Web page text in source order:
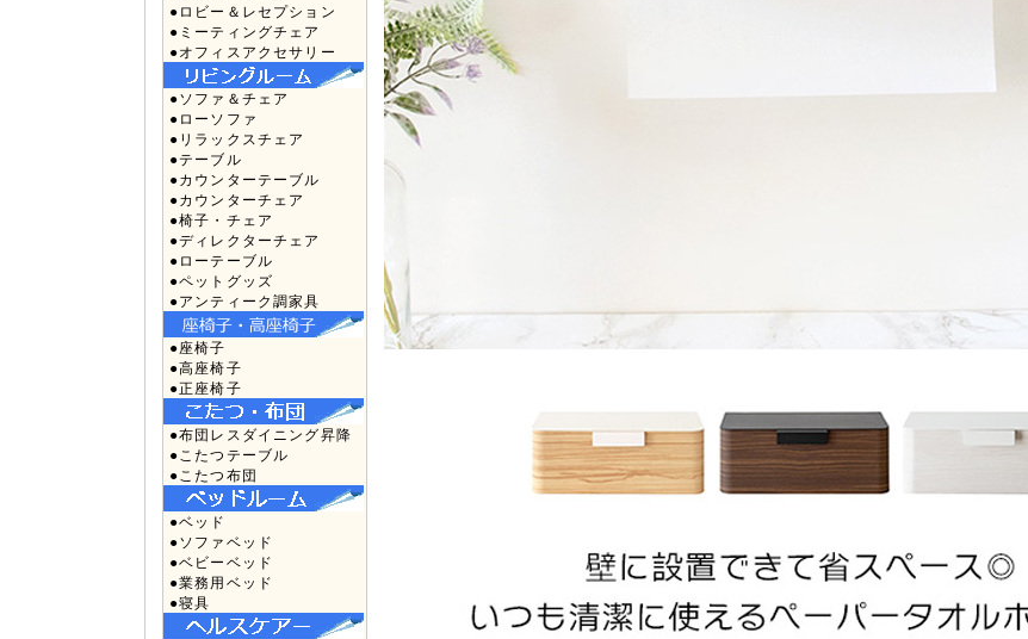
●ロビー＆レセプション
●ミーティングチェア
●オフィスアクセサリー
●ソファ＆チェア
●ローソファ
●リラックスチェア
●テーブル
●カウンターテーブル
●カウンターチェア
●椅子・チェア
●ディレクターチェア
●ローテーブル
●ペットグッズ
●アンティーク調家具
●座椅子
●高座椅子
●正座椅子
●布団レスダイニング昇降
●こたつテーブル
●こたつ布団
●ベッド
●ソファベッド
●ベビーベッド
●業務用ベッド
●寝具